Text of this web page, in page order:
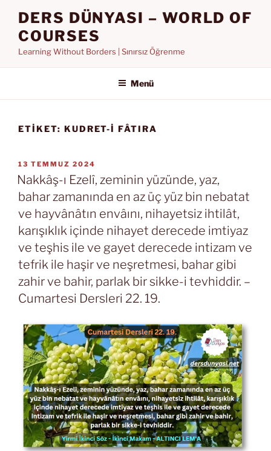
DERS DÜNYASI – WORLD OF
COURSES
Learning Without Borders | Sınırsız Öğrenme
Menü
ETIKET: KUDRET-I FÂTIRA
YAYIM
TARIHI
13 TEMMUZ 2024
Nakkâş-ı Ezelî, zeminin yüzünde, yaz,
bahar zamanında en az üç yüz bin nebatat
ve hayvânâtın envâını, nihayetsiz ihtilât,
karışıklık içinde nihayet derecede imtiyaz
ve teşhis ile ve gayet derecede intizam ve
tefrik ile haşir ve neşretmesi, bahar gibi
zahir ve bahir, parlak bir sikke-i tevhiddir. –
Cumartesi Dersleri 22. 19.